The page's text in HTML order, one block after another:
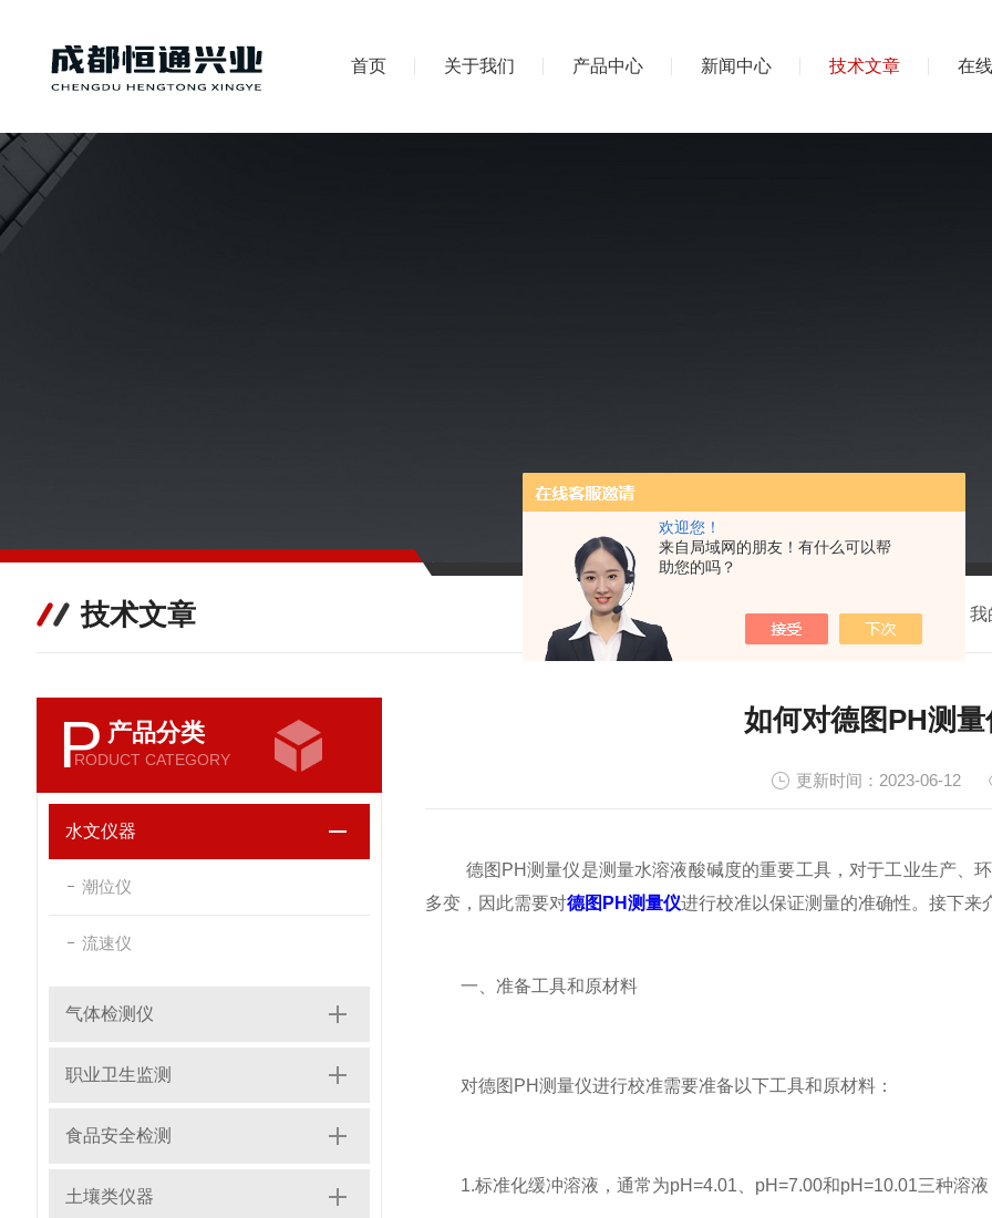
欢迎您！
来自局域网的朋友！有什么可以帮
助您的吗？
首页 关于我们 产品中心 新闻中心 技术文章 在
技术文章 我
P 产品分类
RODUCT CATEGORY
水文仪器
潮位仪
流速仪
气体检测仪
职业卫生监测
食品安全检测
土壤类仪器
如何对德图PH测
更新时间：2023-06-12
德图PH测量仪是测量水溶液酸碱度的重要工具，对于工业生产、
多变，因此需要对德图PH测量仪进行校准以保证测量的准确性。接下来
一、准备工具和原材料
对德图PH测量仪进行校准需要准备以下工具和原材料：
1.标准化缓冲溶液，通常为pH=4.01、pH=7.00和pH=10.01三种溶液